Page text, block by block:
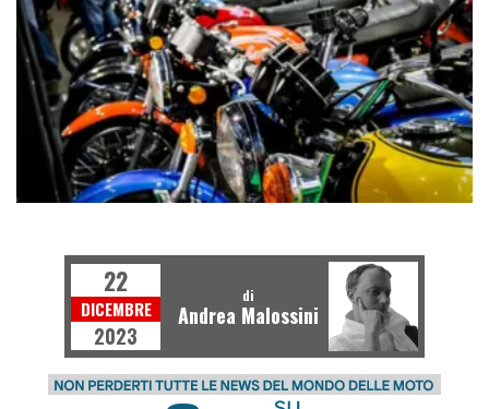
22
DICEMBRE
2023
di
Andrea Malossini